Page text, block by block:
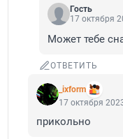
Гость
17 октября
Может тебе
ОТВЕТИТЬ
_ixform
17 октября
прикольно